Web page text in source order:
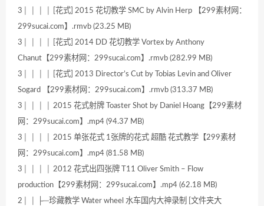
3│ │ │ │ [花式] 2015 花切教学 SMC by Alvin Herp 【299素材网：
299sucai.com】.rmvb (23.25 MB)
3│ │ │ │ [花式] 2014 DD 花切教学 Vortex by Anthony
Chanut【299素材网：299sucai.com】.rmvb (282.99 MB)
3│ │ │ │ [花式] 2013 Director’s Cut by Tobias Levin and Oliver
Sogard 【299素材网：299sucai.com】.rmvb (313.37 MB)
3│ │ │ │ 2015 花式射牌 Toaster Shot by Daniel Hoang【299素材
网：299sucai.com】.mp4 (94.37 MB)
3│ │ │ │ 2015 单张花式 1张牌的花式 超酷 花式教学【299素材
网：299sucai.com】.mp4 (81.58 MB)
3│ │ │ │ 2012 花式出四张牌 T11 Oliver Smith – Flow
production【299素材网：299sucai.com】.mp4 (62.18 MB)
2│ │ ├─珍藏教学 Water wheel 水车国内大神录制 [文件夹大